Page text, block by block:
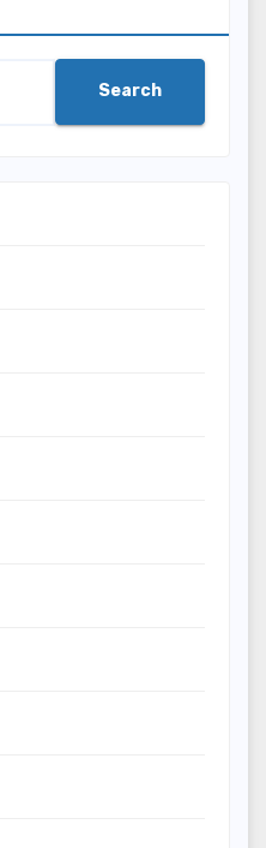
Search